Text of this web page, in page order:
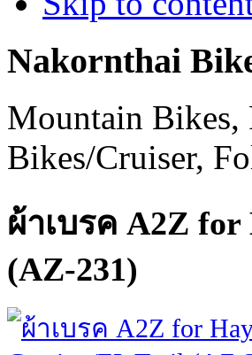
Nakornthai
Mountain Bikes,
Bikes/Cruiser,
ผ้าเบรค A2Z for
(AZ-231)